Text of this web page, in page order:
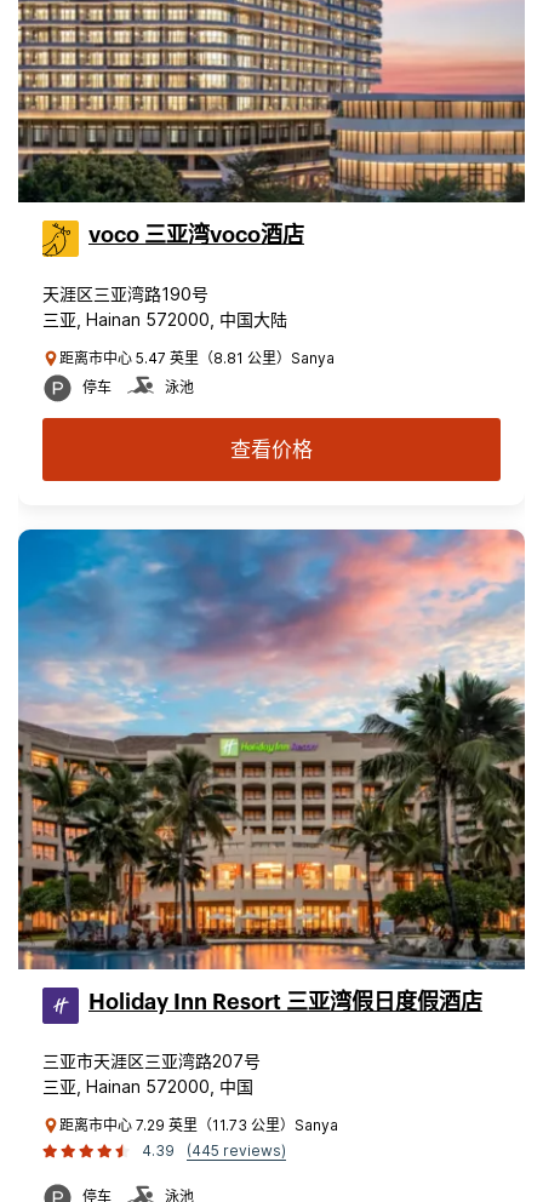
voco 三亚湾voco酒店
天涯区三亚湾路190号
三亚, Hainan 572000, 中国大陆
距离市中心 5.47 英里（8.81 公里）Sanya
停车
泳池
查看价格
Holiday Inn Resort 三亚湾假日度假酒店
三亚市天涯区三亚湾路207号
三亚, Hainan 572000, 中国
距离市中心 7.29 英里（11.73 公里）Sanya
4.39
(445 reviews)
停车 泳池